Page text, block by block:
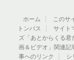
ホーム このサ
トンパス
サイト
ズ「あとからくる君
画＆ビデオ」関連記
事へのリンク
シ